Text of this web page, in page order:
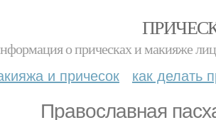
о прическах и макияже
и причесок как делать
Православная